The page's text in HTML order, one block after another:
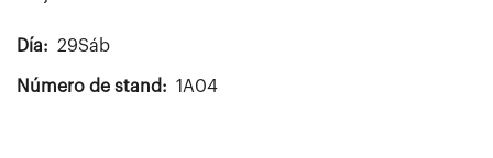
Día 29Sáb
Número de stand 1A04